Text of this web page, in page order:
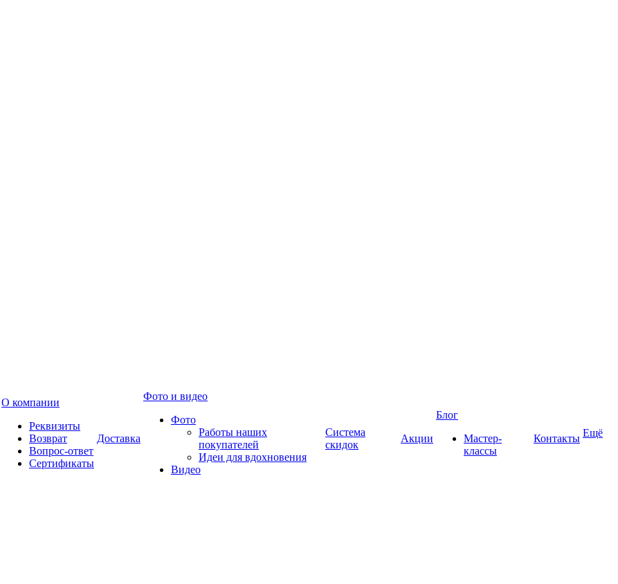
О компании
Реквизиты
Возврат
Вопрос-ответ
Сертификаты
Доставка
Фото и видео
Фото
Работы наших
покупателей
Идеи для вдохновения
Видео
Система
скидок
Акции
Блог
Мастер-
классы
Контакты Ещё